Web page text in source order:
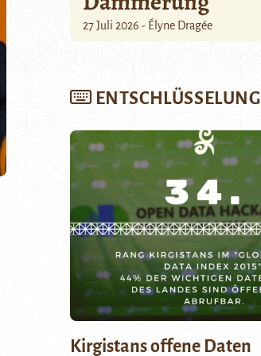
27 Juli 2026 - Élyne Dragée
ENTSCHLÜSSELUNG
Kirgistans offene Daten